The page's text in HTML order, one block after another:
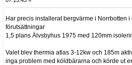
Har precis installerat bergvärme i Norrbotten i
förutsättningar
1,5 plans Älvsbyhus 1975 med 120mm
Valet blev thermia atlas 3-12kw och 185m
inga problem med köldbärarna och körde ut